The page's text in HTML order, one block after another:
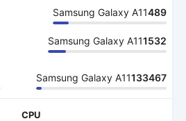
Samsung Galaxy A11489
Samsung Galaxy A111532
Samsung Galaxy A11133467
CPU